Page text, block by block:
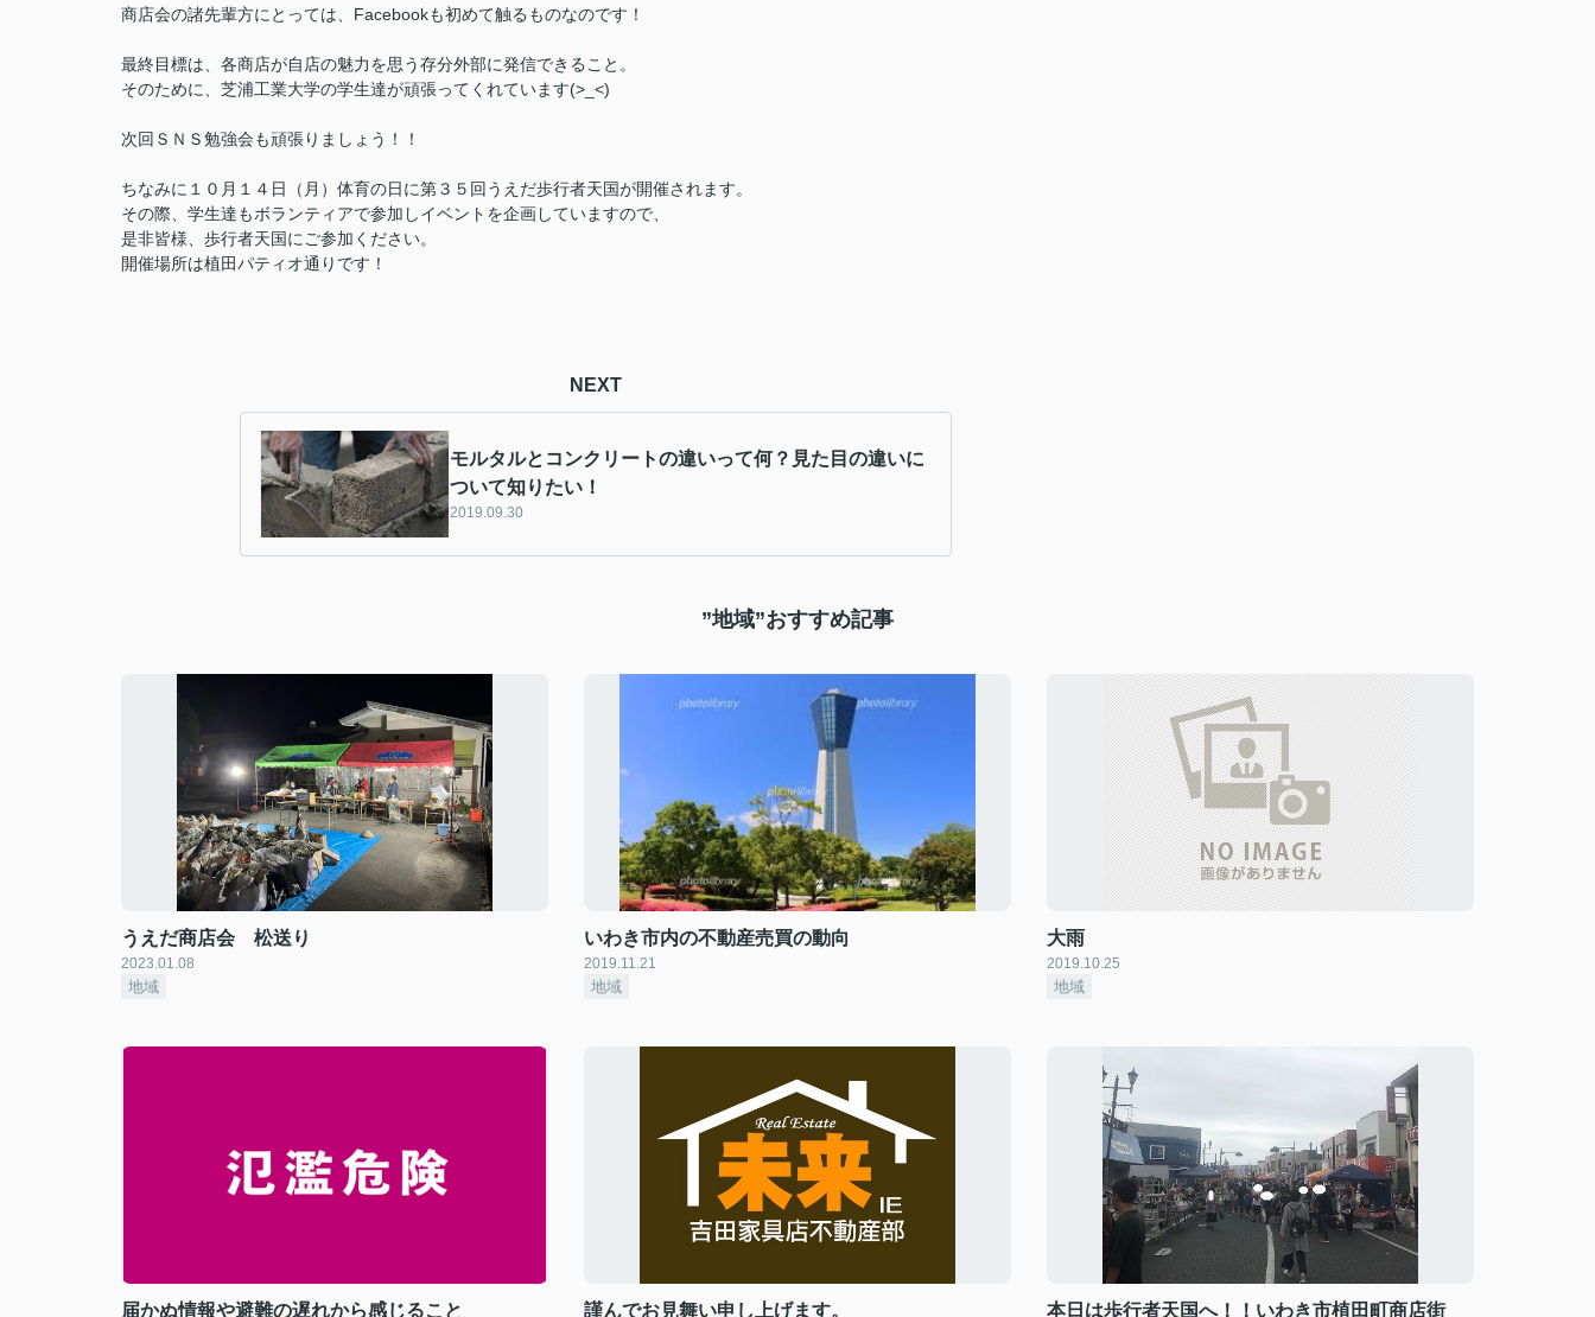
商店会の諸先輩方にとっては、Facebookも初めて触るものなのです！
最終目標は、各商店が自店の魅力を思う存分外部に発信できること。
そのために、芝浦工業大学の学生達が頑張ってくれています(>_<)
次回ＳＮＳ勉強会も頑張りましょう！！
ちなみに１０月１４日（月）体育の日に第３５回うえだ歩行者天国が開催されます。
その際、学生達もボランティアで参加しイベントを企画していますので、
是非皆様、歩行者天国にご参加ください。
開催場所は植田パティオ通りです！
NEXT
モルタルとコンクリートの違いって何？見た目の違いに
ついて知りたい！
2019.09.30
”地域”おすすめ記事
うえだ商店会 松送り
2023.01.08
地域
いわき市内の不動産売買の動向
2019.11.21
地域
大雨
2019.10.25
地域
届かぬ情報や避難の遅れから感じること 謹んでお見舞い申し上げます。 本日は歩行者天国へ！！いわき市植田町商店街